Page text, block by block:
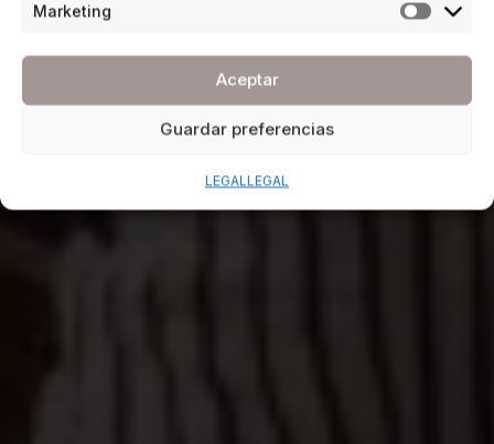
Marketing
Aceptar
Guardar preferencias
LEGALLEGAL